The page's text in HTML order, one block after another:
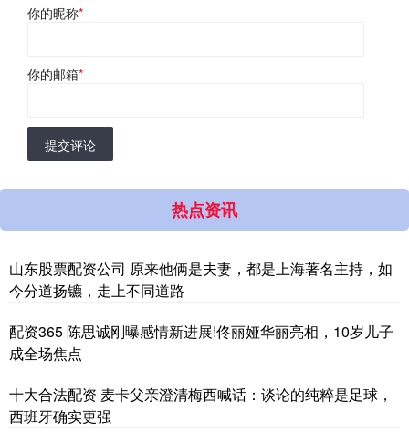
你的昵称*
你的邮箱*
提交评论
热点资讯
山东股票配资公司 原来他俩是夫妻，都是上海著名主持，如
今分道扬镳，走上不同道路
配资365 陈思诚刚曝感情新进展!佟丽娅华丽亮相，10岁儿子
成全场焦点
十大合法配资 麦卡父亲澄清梅西喊话：谈论的纯粹是足球，
西班牙确实更强